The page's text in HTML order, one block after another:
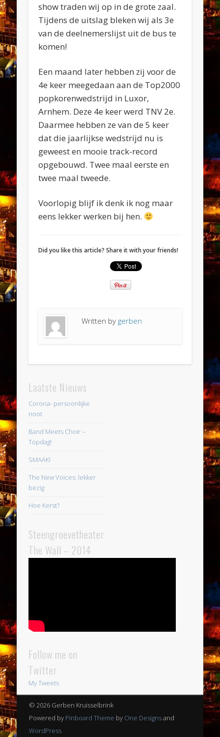
show traden wij op in de grote zaal.
Tijdens de uitslag bleken wij als 3e
van de deelnemerslijst uit de bus te
komen!
Een maand later hebben zij voor de
4e keer meegedaan aan de Top2000
popkorenwedstrijd in Luxor,
Arnhem. Deze 4e keer werd TNV 2e.
Daarmee hebben ze van de 5 keer
dat die jaarlijkse wedstrijd nu is
geweest en mooie track-record
opgebouwd. Twee maal eerste en
twee maal tweede.
Voorlopig blijf ik denk ik nog maar
eens lekker werken bij hen.
Did you like this article? Share it with your friends!
Written by gerben
Laatste Nieuws
Corona- persoonlijke
noot
Band Meets Choir –
Topdag!
SMAAK!
The New Voices: lekker
bezig
Hoe Kerst?
Steengroevetheater
The Wall – 2014
Follow me on
Twitter
My Tweets
© 2026 Gerben Kruisselbrink
Powered by Pinboard Theme by One Designsand
WordPress